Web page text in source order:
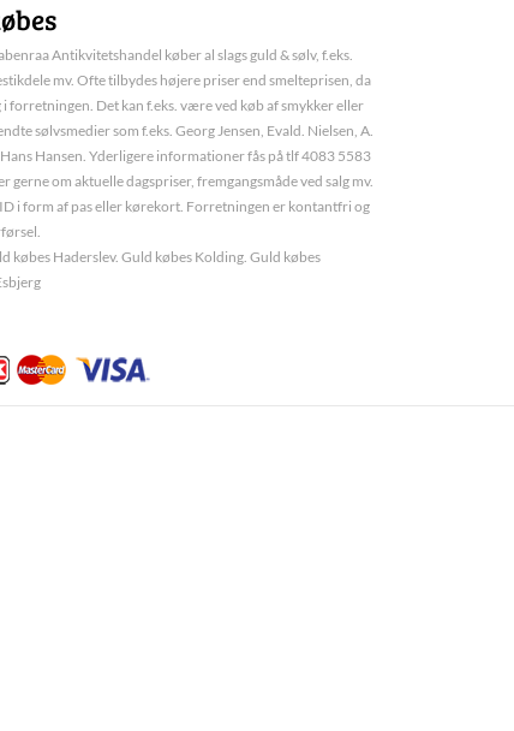
Antikvitetshandel køber al slags guld & sølv, f.eks.
mv. Ofte tilbydes højere priser end smelteprisen, da
forretningen. Det kan f.eks. være ved køb af smykker eller
sølvsmedier som f.eks. Georg Jensen, Evald. Nielsen, A.
Hansen. Yderligere informationer fås på tlf 4083 5583
gerne om aktuelle dagspriser, fremgangsmåde ved salg mv.
i form af pas eller kørekort. Forretningen er kontantfri og
købes Haderslev. Guld købes Kolding. Guld købes